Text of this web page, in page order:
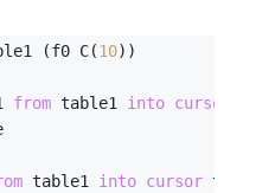
(f0 C(10))
from table1 into cursor
table1 into cursor t2